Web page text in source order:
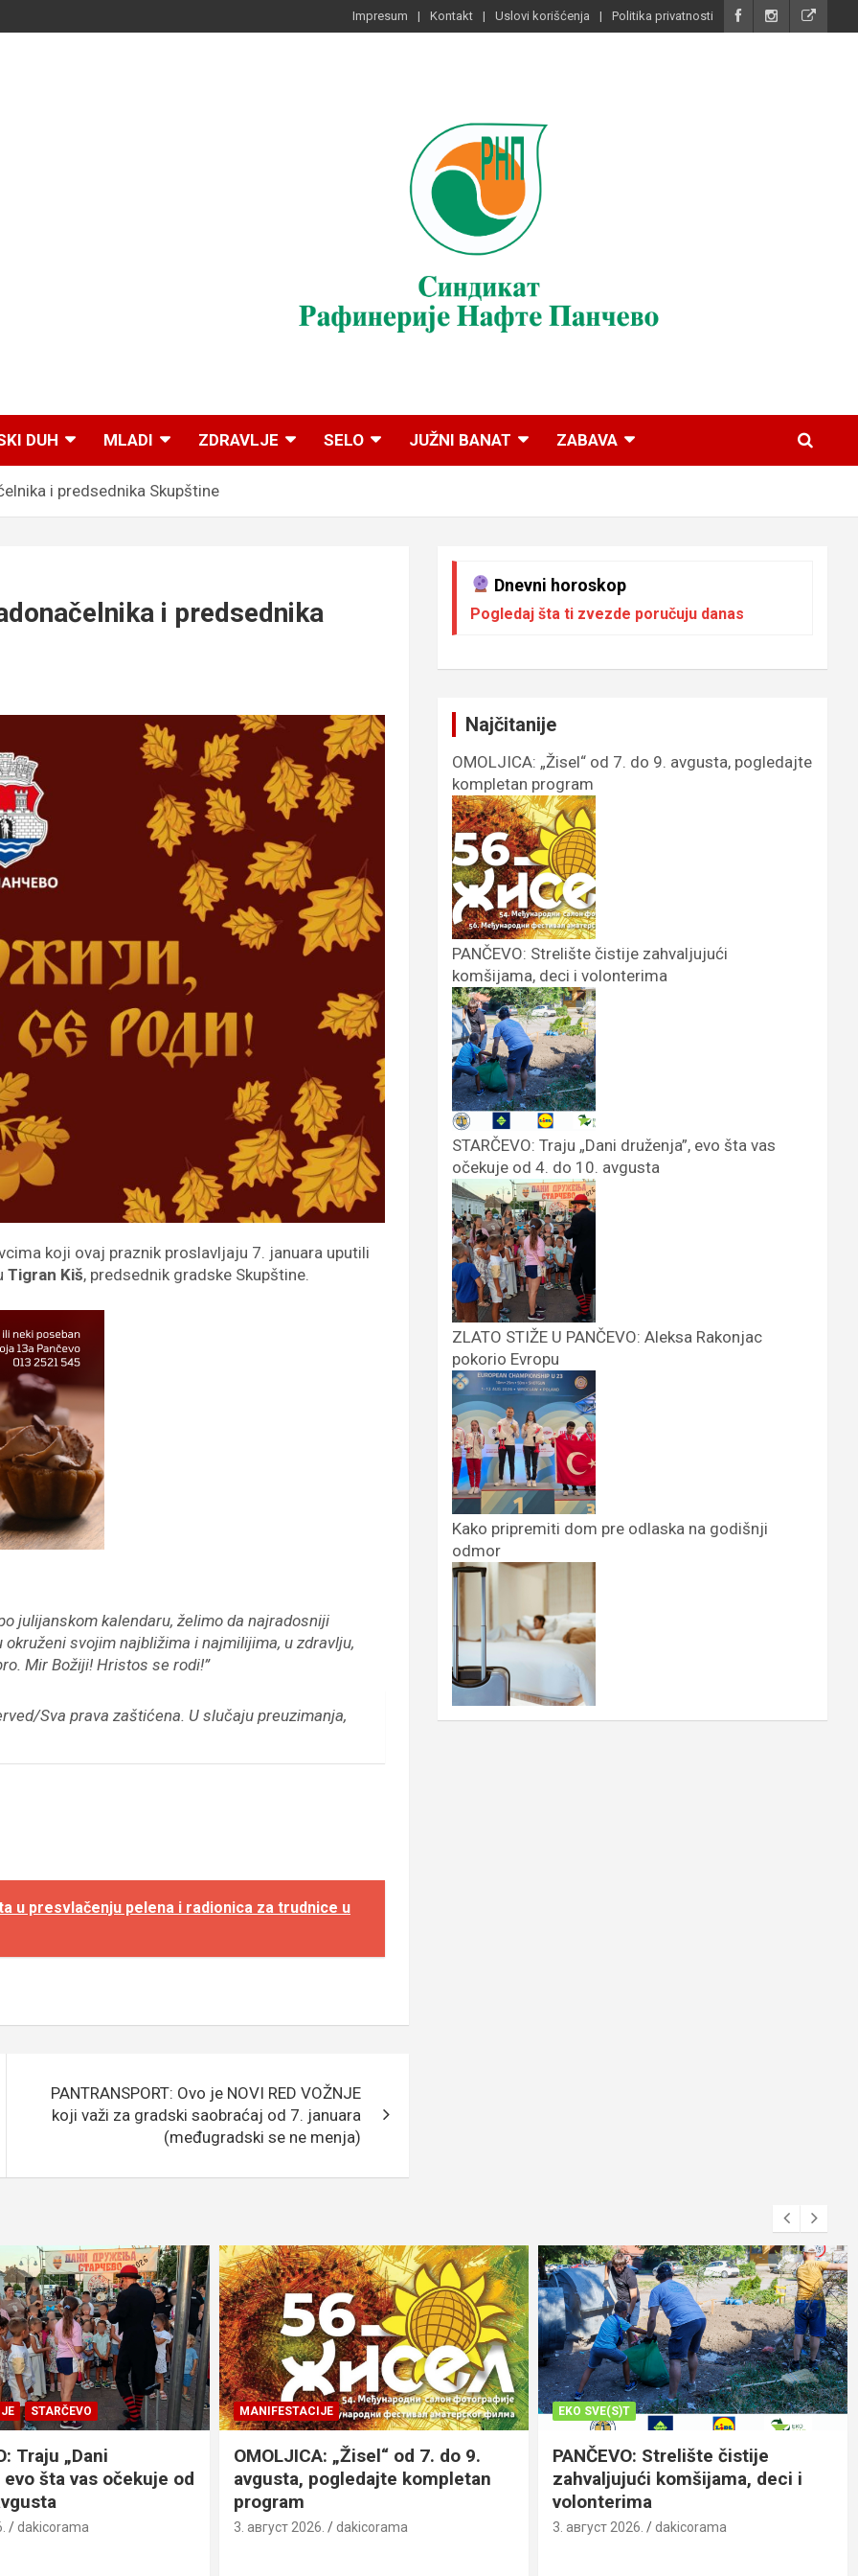
Impresum Kontakt Uslovi korišćenja Politika privatnosti
DUH MLADI ZDRAVLJE SELO JUŽNI BANAT ZABAVA
i predsednika Skupštine
i predsednika
koji ovaj praznik proslavljaju 7. januara uputili
Tigran Kiš, predsednik gradske Skupštine.
julijanskom kalendaru, želimo da najradosniji
svojim najbližima i najmilijima, u zdravlju,
Mir Božiji! Hristos se rodi!”
Sva prava zaštićena. U slučaju preuzimanja,
u presvlačenju pelena i radionica za trudnice u
PANTRANSPORT: Ovo je NOVI RED VOŽNJE
koji važi za gradski saobraćaj od 7. januara
(međugradski se ne menja)
Dnevni horoskop
Pogledaj šta ti zvezde poručuju danas
Najčitanije
OMOLJICA: „Žisel“ od 7. do 9. avgusta, pogledajte
kompletan program
PANČEVO: Strelište čistije zahvaljujući
komšijama, deci i volonterima
STARČEVO: Traju „Dani druženja”, evo šta vas
očekuje od 4. do 10. avgusta
ZLATO STIŽE U PANČEVO: Aleksa Rakonjac
pokorio Evropu
Kako pripremiti dom pre odlaska na godišnji
odmor
STARČEVO
Traju „Dani
evo šta vas očekuje od
dakicorama
MANIFESTACIJE
OMOLJICA: „Žisel“ od 7. do 9.
avgusta, pogledajte kompletan
program
3. август 2026. dakicorama
EKO SVE(S)T
PANČEVO: Strelište čistije
zahvaljujući komšijama, deci i
volonterima
3. август 2026. dakicorama